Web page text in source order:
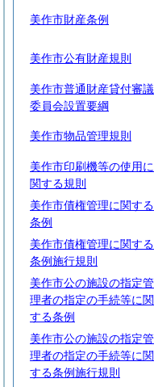
美作市財産条例
美作市公有財産規則
美作市普通財産貸付審議
委員会設置要綱
美作市物品管理規則
美作市印刷機等の使用に
関する規則
美作市債権管理に関する
条例
美作市債権管理に関する
条例施行規則
美作市公の施設の指定管
理者の指定の手続等に関
する条例
美作市公の施設の指定管
理者の指定の手続等に関
する条例施行規則